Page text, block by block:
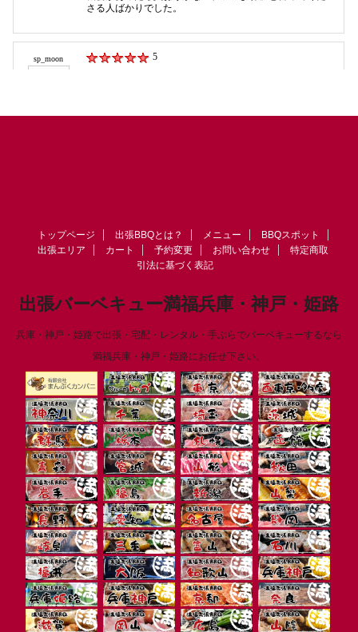
トップページ 出張BBQとは？ メニュー
BBQスポット
出張エリア
カート 予約変更 お問い合わせ
特定商取
引法に基づく表記
出張バーベキュー満福兵庫・神戸・姫路
兵庫・神戸・姫路で出張・宅配・レンタル・手ぶらでバーベキューするなら
満福兵庫・神戸・姫路にお任せ下さい。